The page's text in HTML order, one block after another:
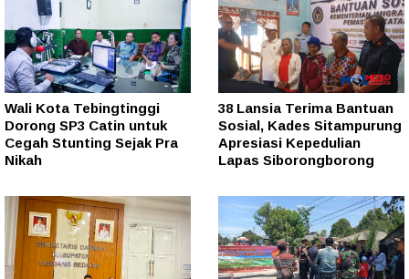
Wali Kota Tebingtinggi
Dorong SP3 Catin untuk
Cegah Stunting Sejak Pra
Nikah
38 Lansia Terima Bantuan
Sosial, Kades Sitampurung
Apresiasi Kepedulian
Lapas Siborongborong